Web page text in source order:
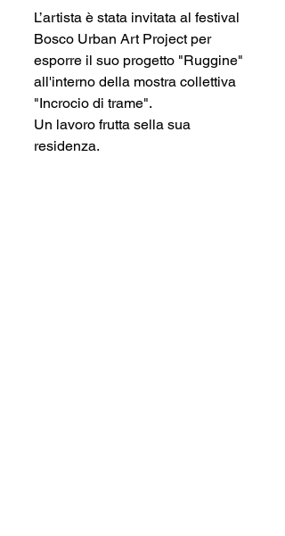
L’artista è stata invitata al festival
Bosco Urban Art Project per
esporre il suo progetto "Ruggine"
all'interno della mostra collettiva
"Incrocio di trame".
Un lavoro frutta sella sua
residenza.